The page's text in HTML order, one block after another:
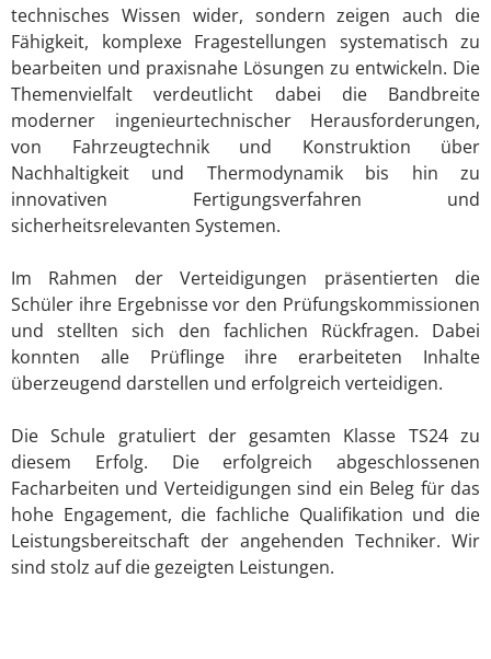
technisches Wissen wider, sondern zeigen auch die
Fähigkeit, komplexe Fragestellungen systematisch zu
bearbeiten und praxisnahe Lösungen zu entwickeln. Die
Themenvielfalt verdeutlicht dabei die Bandbreite
moderner ingenieurtechnischer Herausforderungen,
von Fahrzeugtechnik und Konstruktion über
Nachhaltigkeit und Thermodynamik bis hin zu
innovativen Fertigungsverfahren und
sicherheitsrelevanten Systemen.
Im Rahmen der Verteidigungen präsentierten die
Schüler ihre Ergebnisse vor den Prüfungskommissionen
und stellten sich den fachlichen Rückfragen. Dabei
konnten alle Prüflinge ihre erarbeiteten Inhalte
überzeugend darstellen und erfolgreich verteidigen.
Die Schule gratuliert der gesamten Klasse TS24 zu
diesem Erfolg. Die erfolgreich abgeschlossenen
Facharbeiten und Verteidigungen sind ein Beleg für das
hohe Engagement, die fachliche Qualifikation und die
Leistungsbereitschaft der angehenden Techniker. Wir
sind stolz auf die gezeigten Leistungen.